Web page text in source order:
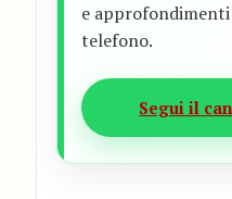
e
telefono.
Segui il